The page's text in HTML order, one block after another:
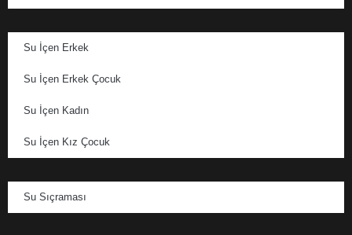
Su İçen Erkek
Su İçen Erkek Çocuk
Su İçen Kadın
Su İçen Kız Çocuk
Su Sıçraması